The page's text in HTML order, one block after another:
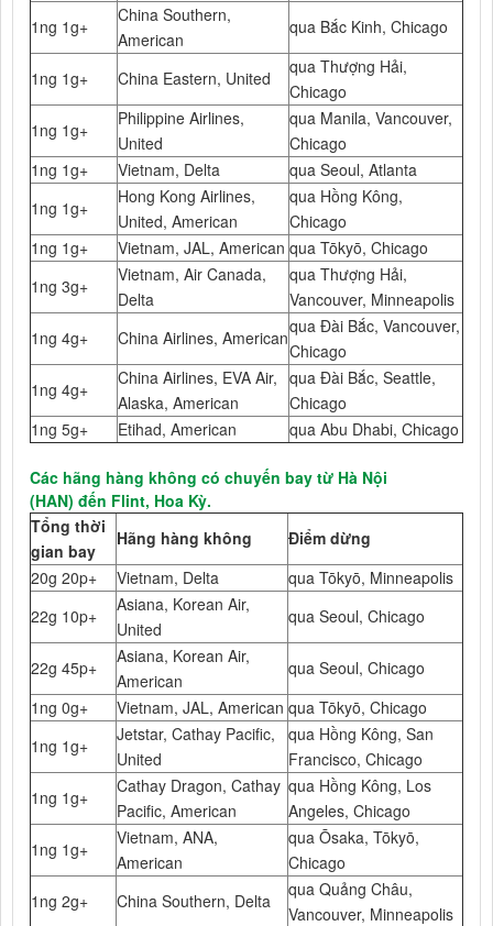
1ng 1g+
China Southern,
American
qua Bắc Kinh, Chicago
1ng 1g+ China Eastern, United
qua Thượng Hải,
Chicago
1ng 1g+
Philippine Airlines,
United
qua Manila, Vancouver,
Chicago
1ng 1g+
Vietnam, Delta
qua Seoul, Atlanta
1ng 1g+
Hong Kong Airlines,
United, American
qua Hồng Kông,
Chicago
1ng 1g+
Vietnam, JAL, American qua Tōkyō, Chicago
1ng 3g+
Vietnam, Air Canada,
Delta
qua Thượng Hải,
Vancouver, Minneapolis
1ng 4g+
China Airlines, American
qua Đài Bắc, Vancouver,
Chicago
1ng 4g+
China Airlines, EVA Air,
Alaska, American
qua Đài Bắc, Seattle,
Chicago
1ng 5g+
Etihad, American qua Abu Dhabi, Chicago
Các hãng hàng không có chuyến bay từ Hà Nội
(HAN) đến Flint, Hoa Kỳ.
Tổng thời
gian bay
Hãng hàng không
Điểm dừng
20g 20p+
Vietnam, Delta
qua Tōkyō, Minneapolis
22g 10p+
Asiana, Korean Air,
United
qua Seoul, Chicago
22g 45p+
Asiana, Korean Air,
American
qua Seoul, Chicago
1ng 0g+
Vietnam, JAL, American qua Tōkyō, Chicago
1ng 1g+
Jetstar, Cathay Pacific,
United
qua Hồng Kông, San
Francisco, Chicago
1ng 1g+
Cathay Dragon, Cathay
Pacific, American
qua Hồng Kông, Los
Angeles, Chicago
1ng 1g+
Vietnam, ANA,
American
qua Ōsaka, Tōkyō,
Chicago
1ng 2g+
China Southern, Delta
qua Quảng Châu,
Vancouver, Minneapolis